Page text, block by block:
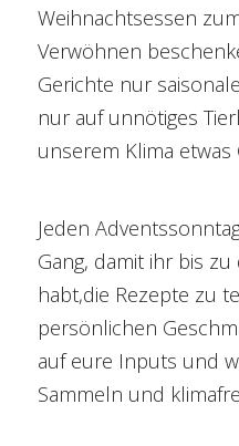
Weihnachtsessen
Verwöhnen
Gerichte nur
nur auf unnötiges
unserem Klima
Jeden
Gang, damit ihr bis
habt,die Rezepte zu
persönlichen
auf eure Inputs und
Sammeln und